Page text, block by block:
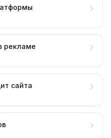
рекламе
сайта